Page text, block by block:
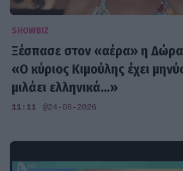
SHOWBIZ
Ξέσπασε στον «αέρα» η
«Ο κύριος Κιμούλης έχει
μιλάει ελληνικά...»
11:11 @24-06-2026